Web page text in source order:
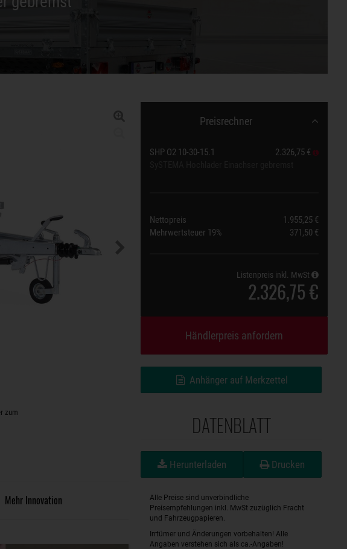
zum
Mehr Innovation
Preisrechner
SHP O2 10-30-15.1
2.326,75 €
Nettopreis
1.955,25 €
Mehrwertsteuer 19% 371,50 €
Listenpreis inkl. MwSt
2.326,75 €
Händlerpreis anfordern
Anhänger auf Merkzettel
DATENBLATT
Herunterladen Drucken
Alle Preise sind unverbindliche
Preisempfehlungen inkl. MwSt zuzüglich Fracht
und Fahrzeugpapieren.
Irrtümer und Änderungen vorbehalten! Alle
Angaben verstehen sich als ca.-Angaben!